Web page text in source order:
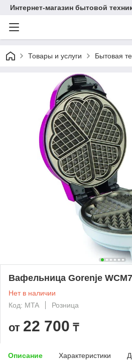
Интернет-магазин бытовой
Товары и услуги Бытовая
Вафельница Gorenje
Нет в наличии
Код: MTA
Розница
от 22 700 ₸
Описание Характеристики